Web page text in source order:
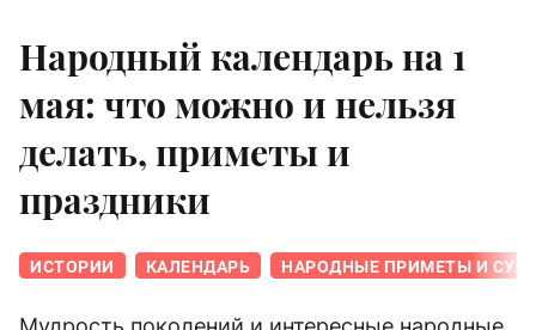
Народный календарь на 1
мая: что можно и нельзя
делать, приметы и
праздники
ИСТОРИИ КАЛЕНДАРЬ НАРОДНЫЕ ПРИМЕТЫ И